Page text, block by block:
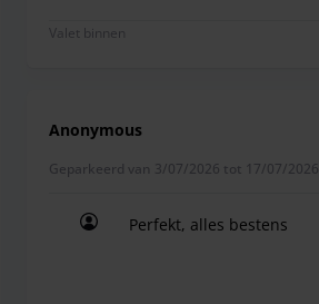
Valet binnen
Anonymous
Geparkeerd van 3/07/2026 tot 17/07/2026
Perfekt, alles bestens